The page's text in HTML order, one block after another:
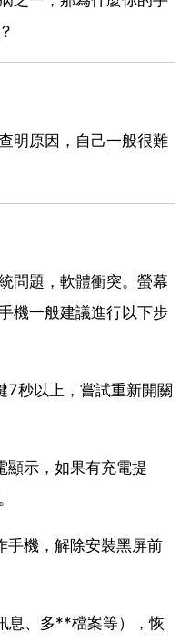
明原因，自己一般很難
問題，軟體衝突。螢幕
機一般建議進行以下步
7秒以上，嘗試重新開關
顯示，如果有充電提
手機，解除安裝黑屏前
息、多**檔案等），恢